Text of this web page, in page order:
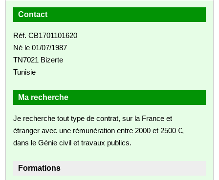
Contact
Réf. CB1701101620
Né le 01/07/1987
TN7021 Bizerte
Tunisie
Ma recherche
Je recherche tout type de contrat, sur la France et
étranger avec une rémunération entre 2000 et 2500 €,
dans le Génie civil et travaux publics.
Formations